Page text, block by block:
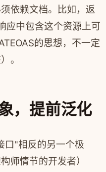
依赖文档。比如，返
应中包含这个资源上可
的思想，不一定
。
，提前泛化
口"相反的另一个极
师情节的开发者）